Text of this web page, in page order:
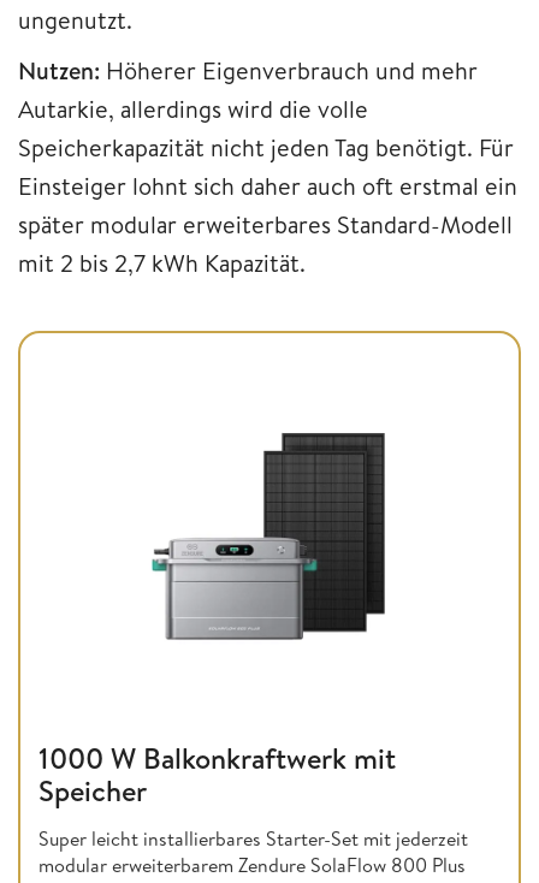
ungenutzt.
Nutzen: Höherer Eigenverbrauch und mehr
Autarkie, allerdings wird die volle
Speicherkapazität nicht jeden Tag benötigt. Für
Einsteiger lohnt sich daher auch oft erstmal ein
später modular erweiterbares Standard-Modell
mit 2 bis 2,7 kWh Kapazität.
1000 W Balkonkraftwerk mit
Speicher
Super leicht installierbares Starter-Set mit jederzeit
modular erweiterbarem Zendure SolaFlow 800 Plus